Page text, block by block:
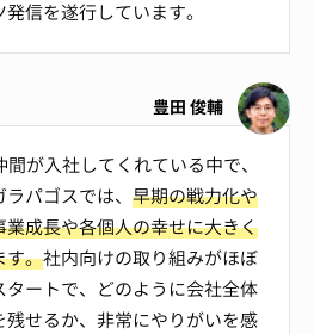
信を遂行しています。
豊田 俊輔
が入社してくれている中で、
パゴスでは、 早期の戦力化や
成長や各個人の幸せに大きく
す。社内向けの取り組みがほぼ
ートで、どのように会社全体
残せるか、非常にやりがいを感